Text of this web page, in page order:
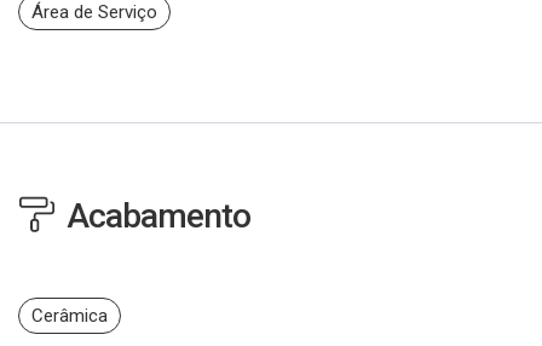
Área de Serviço
Acabamento
Cerâmica